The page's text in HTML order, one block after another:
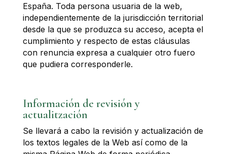
España. Toda persona usuaria de la web,
independientemente de la jurisdicción territorial
desde la que se produzca su acceso, acepta el
cumplimiento y respecto de estas cláusulas
con renuncia expresa a cualquier otro fuero
que pudiera corresponderle.
Información de revisión y
actualitzación
Se llevará a cabo la revisión y actualización de
los textos legales de la Web así como de la